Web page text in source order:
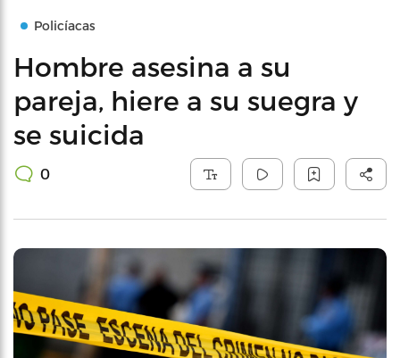
Policíacas
Hombre asesina a su
pareja, hiere a su suegra y
se suicida
0